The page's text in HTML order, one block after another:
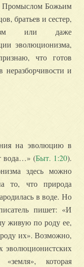
Промыслом Божьим
братьев и сестер,
или даже
эволюционизма,
что готов
и
на эволюцию в
вода…» (Быт. 1:20).
здесь можно
то, что природа
в воде. Но
пишет: «И
живую по роду ее,
их». Возможно,
эволюционистских
которая